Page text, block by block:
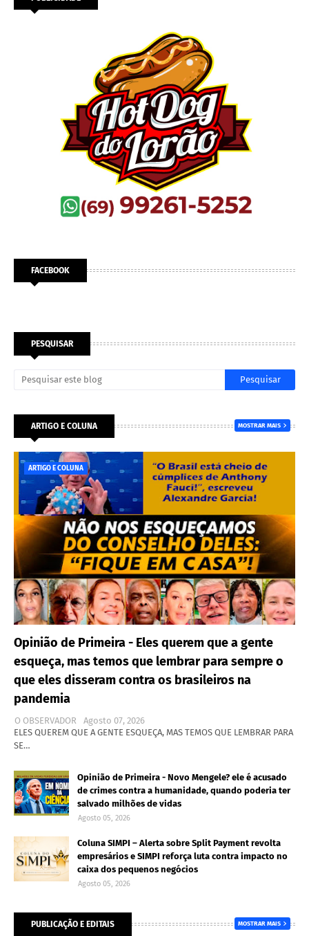
FACEBOOK
PESQUISAR
ARTIGO E COLUNA MOSTRAR MAIS
ARTIGO E COLUNA
Opinião de Primeira - Eles querem que a gente
esqueça, mas temos que lembrar para sempre o
que eles disseram contra os brasileiros na
pandemia
O OBSERVADOR
Agosto 07, 2026
ELES QUEREM QUE A GENTE ESQUEÇA, MAS TEMOS QUE LEMBRAR PARA
SE…
Opinião de Primeira - Novo Mengele? ele é acusado
de crimes contra a humanidade, quando poderia ter
salvado milhões de vidas
Agosto 05, 2026
Coluna SIMPI – Alerta sobre Split Payment revolta
empresários e SIMPI reforça luta contra impacto no
caixa dos pequenos negócios
Agosto 05, 2026
PUBLICAÇÃO E EDITAIS MOSTRAR MAIS